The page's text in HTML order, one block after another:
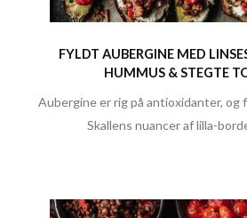
FYLDT AUBERGINE MED
HUMMUS & STEGTE
Aubergine er rig på antioxidanter, og
Skallens nuancer af lilla-